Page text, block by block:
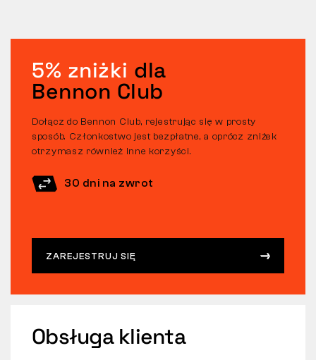
5% zniżki dla
Bennon Club
Dołącz do Bennon Club, rejestrując się w prosty
sposób. Członkostwo jest bezpłatne, a oprócz zniżek
otrzymasz również inne korzyści.
30 dni na zwrot
ZAREJESTRUJ SIĘ
Obsługa klienta